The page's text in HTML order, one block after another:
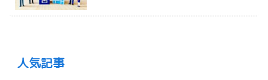
人気記事